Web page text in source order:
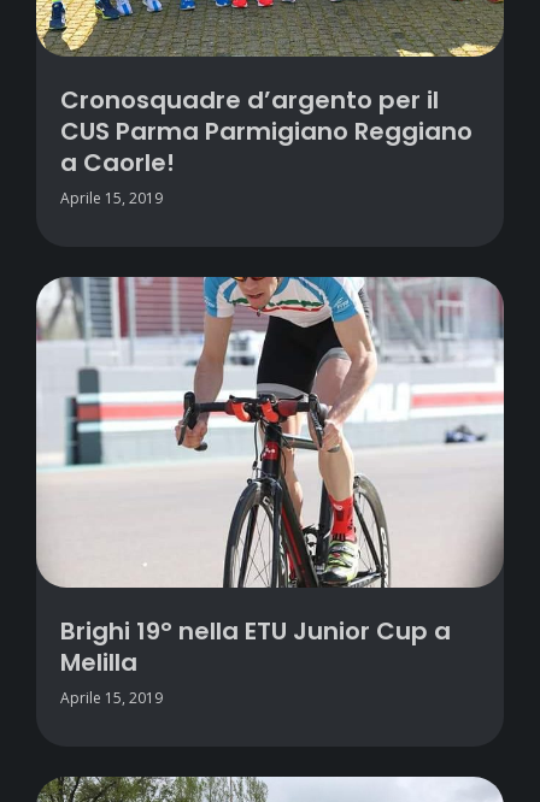
Cronosquadre d’argento per il
CUS Parma Parmigiano Reggiano
a Caorle!
Aprile 15, 2019
Brighi 19° nella ETU Junior Cup a
Melilla
Aprile 15, 2019